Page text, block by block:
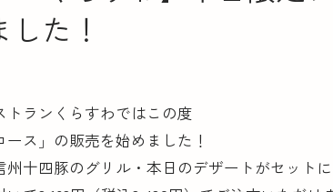
た！
トランくらすわではこの度
ース」の販売を始めました！
十四豚のグリル・本日のデザートがセットに